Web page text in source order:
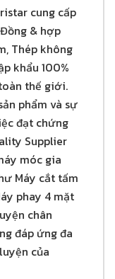
cung cấp
& hợp
Thép không
khẩu 100%
thế giới.
phẩm và sự
đạt chứng
Supplier
móc gia
Máy cắt tấm
phay 4 mặt
chân
đáp ứng đa
của